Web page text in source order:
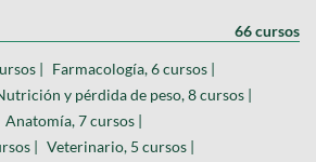
66 cursos
| Farmacología, 6 cursos |
y pérdida de peso, 8 cursos |
Anatomía, 7 cursos |
| Veterinario, 5 cursos |